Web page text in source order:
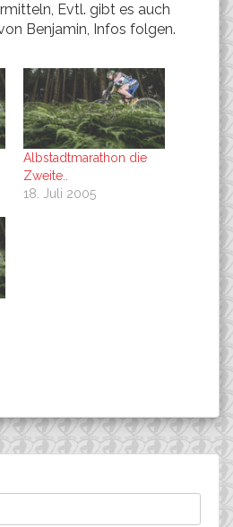
Evtl. gibt es auch
Benjamin, Infos folgen.
Albstadtmarathon die
Zweite..
18. Juli 2005